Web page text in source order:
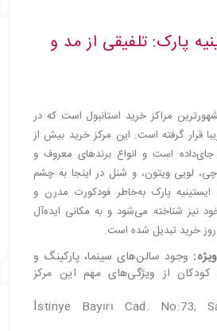
پارک: تلفیقی از مد و
مراکز خرید استانبول است که در
قرار گرفته است. این مرکز خرید بیش از
جای‌داده است و انواع برندهای معروف و
لویی ویتون، و شنل در اینجا به چشم
ایستینیه پارک به‌خاطر فودکورت مدرن و
نیز شناخته می‌شود و به مکانی ایده‌آل
خرید تبدیل شده است.
وجود سالن‌های سینما، پارکینگ و
کودکان از ویژگی‌های مهم این مرکز
İstinye Bayırı Cad. No:73,